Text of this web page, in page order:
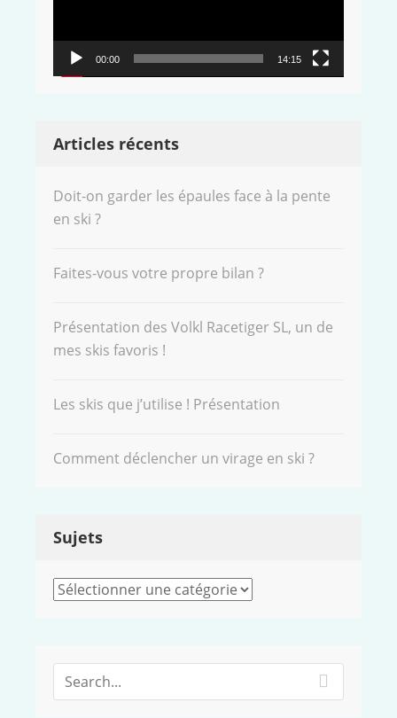
00:00 14:15
Articles récents
Doit-on garder les épaules face à la pente
en ski ?
Faites-vous votre propre bilan ?
Présentation des Volkl Racetiger SL, un de
mes skis favoris !
Les skis que j’utilise ! Présentation
Comment déclencher un virage en ski ?
Sujets
Sujets